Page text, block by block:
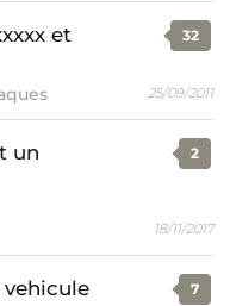
et
32
25/09/2011
un
2
18/11/2017
vehicule 7